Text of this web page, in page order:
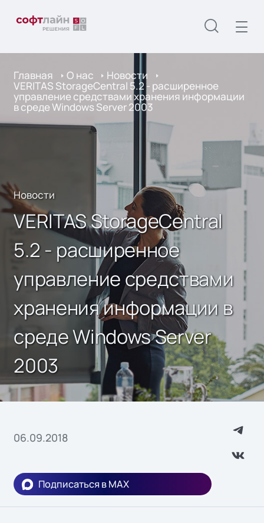
Главная О нас Новости
VERITAS StorageCentral 5.2 - расширенное
управление средствами хранения информации
в среде Windows Server 2003
Новости
VERITAS StorageCentral
5.2 - расширенное
управление средствами
хранения информации в
среде Windows Server
2003
06.09.2018
Подписаться в MAX